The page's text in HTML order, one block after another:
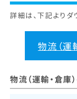
詳細は、下記よりダ
物流（運
物流（運輸・倉庫